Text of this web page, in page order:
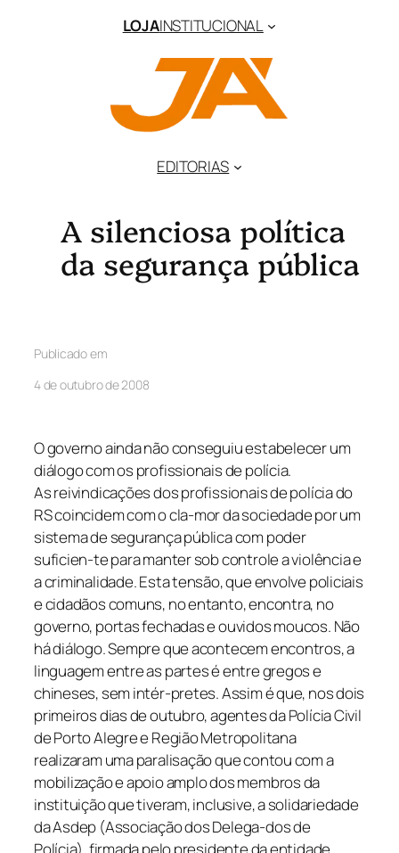
LOJAINSTITUCIONAL
EDITORIAS
A silenciosa política
da segurança pública
Publicado em
4 de outubro de 2008
O governo ainda não conseguiu estabelecer um
diálogo com os profissionais de polícia.
As reivindicações dos profissionais de polícia do
RS coincidem com o cla-mor da sociedade por um
sistema de segurança pública com poder
suficien-te para manter sob controle a violência e
a criminalidade. Esta tensão, que envolve policiais
e cidadãos comuns, no entanto, encontra, no
governo, portas fechadas e ouvidos moucos. Não
há diálogo. Sempre que acontecem encontros, a
linguagem entre as partes é entre gregos e
chineses, sem intér-pretes. Assim é que, nos dois
primeiros dias de outubro, agentes da Polícia Civil
de Porto Alegre e Região Metropolitana
realizaram uma paralisação que contou com a
mobilização e apoio amplo dos membros da
instituição que tiveram, inclusive, a solidariedade
da Asdep (Associação dos Delega-dos de